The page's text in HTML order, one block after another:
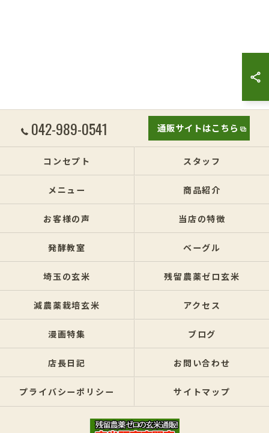
042-989-0541 通販サイトはこちら
コンセプト スタッフ
メニュー 商品紹介
お客様の声 当店の特徴
発酵教室 ベーグル
埼玉の玄米 残留農薬ゼロ玄米
減農薬栽培玄米 アクセス
漫画特集 ブログ
店長日記 お問い合わせ
プライバシーポリシー サイトマップ